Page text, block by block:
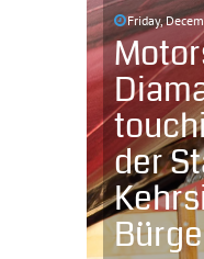
Friday,
der